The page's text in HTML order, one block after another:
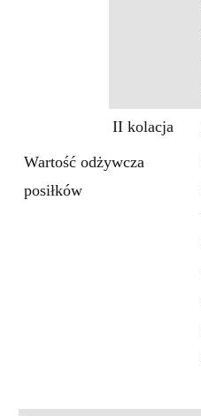
II kolacja
Wartość odżywcza
posiłków